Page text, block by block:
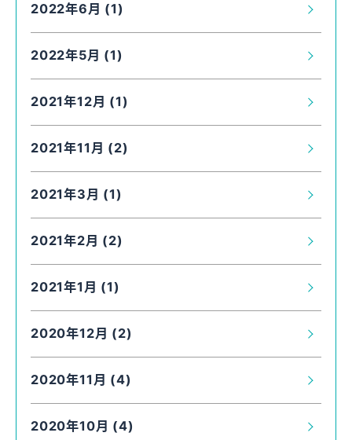
2022年6月 (1)
2022年5月 (1)
2021年12月 (1)
2021年11月 (2)
2021年3月 (1)
2021年2月 (2)
2021年1月 (1)
2020年12月 (2)
2020年11月 (4)
2020年10月 (4)